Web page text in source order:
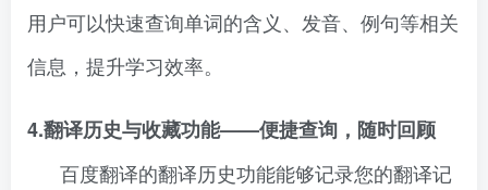
用户可以快速查询单词的含义、发音、例句等相关
信息，提升学习效率。
4.翻译历史与收藏功能——便捷查询，随时回顾
百度翻译的翻译历史功能能够记录您的翻译记